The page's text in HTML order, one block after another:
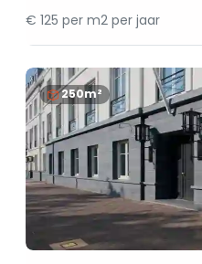
€ 125 per m2 per jaar
250m²